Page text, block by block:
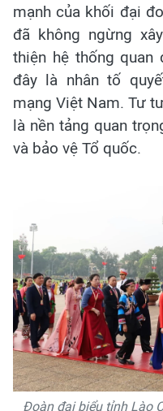
mạnh của khối đại
đã không ngừng
thiện hệ thống quan
đây là nhân tố
mạng Việt Nam. Tư
là nền tảng quan
và bảo vệ Tổ quốc.
Đoàn đại biểu tỉnh Lào